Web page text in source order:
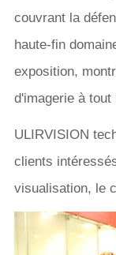
couvrant la
haute-fin
exposition,
d'imagerie à tout
ULIRVISION
clients
visualisation, le